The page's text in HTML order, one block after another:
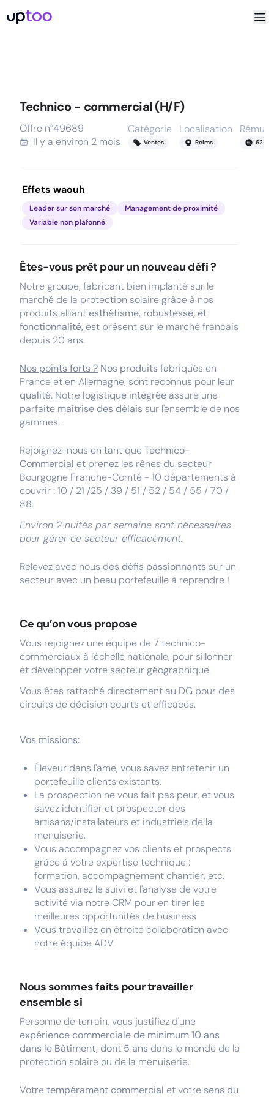
Technico - commercial (H/F)
Offre n°49689
Il y a environ 2 mois
Catégorie
Ventes
Localisation
Reims 62-
Effets waouh
Leader sur son marché
Management de proximité
Variable non plafonné
Êtes-vous prêt pour un nouveau défi ?
Notre groupe, fabricant bien implanté sur le
marché de la protection solaire grâce à nos
produits alliant esthétisme, robustesse, et
fonctionnalité, est présent sur le marché français
depuis 20 ans.
Nos points forts ? Nos produits fabriqués en
France et en Allemagne, sont reconnus pour leur
qualité. Notre logistique intégrée assure une
parfaite maîtrise des délais sur l'ensemble de nos
gammes.
Rejoignez-nous en tant queTechnico-
Commercial et prenez les rênes du secteur
Bourgogne Franche-Comté - 10 départements à
couvrir : 10 / 21 /25 / 39 / 51 / 52 / 54 / 55 / 70 /
88.
Environ 2 nuités par semaine sont nécessaires
pour gérer ce secteur efficacement.
Relevez avec nous des défis passionnants sur un
secteur avec un beau portefeuille à reprendre !
Ce qu’on vous propose
Vous rejoignez une équipe de 7 technico-
commerciaux à l'échelle nationale, pour sillonner
et développer votre secteur géographique.
Vous êtes rattaché directement au DG pour des
circuits de décision courts et efficaces.
Vos missions:
Éleveur dans l'âme, vous savez entretenir un
portefeuille clients existants.
La prospection ne vous fait pas peur, et vous
savez identifier et prospecter des
artisans/installateurs et industriels de la
menuiserie.
Vous accompagnez vos clients et prospects
grâce à votre expertise technique :
formation, accompagnement chantier, etc.
Vous assurez le suivi et l'analyse de votre
activité via notre CRM pour en tirer les
meilleures opportunités de business
Vous travaillez en étroite collaboration avec
notre équipe ADV.
Nous sommes faits pour travailler
ensemble si
Personne de terrain, vous justifiez d'une
expérience commerciale de minimum 10 ans
dans le Bâtiment, dont 5 ans dans le monde de la
protection solaire ou de la menuiserie.
Votretempérament commercial et votre sens du